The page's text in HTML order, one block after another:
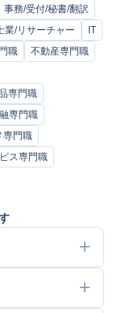
事務/受付/秘書/翻訳
業/リサーチャー
IT
職
不動産専門職
専門職
専門職
専門職
ス専門職